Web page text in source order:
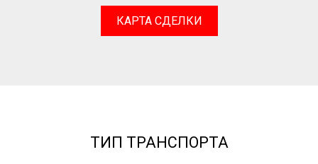
КАРТА СДЕЛКИ
ТИП ТРАНСПОРТА